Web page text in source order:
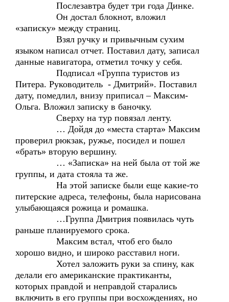
Послезавтра будет три года Динке.
Он достал блокнот, вложил
«записку» между страниц.
Взял ручку и привычным сухим
языком написал отчет. Поставил дату, записал
данные навигатора, отметил точку у себя.
Подписал «Группа туристов из
Питера. Руководитель - Дмитрий». Поставил
дату, помедлил, внизу приписал – Максим-
Ольга. Вложил записку в баночку.
Сверху на тур повязал ленту.
… Дойдя до «места старта» Максим
проверил рюкзак, ружье, посидел и пошел
«брать» вторую вершину.
… «Записка» на ней была от той же
группы, и дата стояла та же.
На этой записке были еще какие-то
питерские адреса, телефоны, была нарисована
улыбающаяся рожица и ромашка.
…Группа Дмитрия появилась чуть
раньше планируемого срока.
Максим встал, чтоб его было
хорошо видно, и широко расставил ноги.
Хотел заложить руки за спину, как
делали его американские практиканты,
которых правдой и неправдой старались
включить в его группы при восхождениях, но